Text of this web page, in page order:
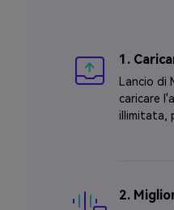
1.
Lancio di
caricare
illimitata,
2.